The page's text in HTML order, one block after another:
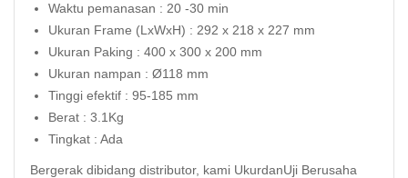
Waktu pemanasan : 20 -30 min
Ukuran Frame (LxWxH) : 292 x 218 x 227 mm
Ukuran Paking : 400 x 300 x 200 mm
Ukuran nampan : Ø118 mm
Tinggi efektif : 95-185 mm
Berat : 3.1Kg
Tingkat : Ada
Bergerak dibidang distributor, kami UkurdanUji Berusaha